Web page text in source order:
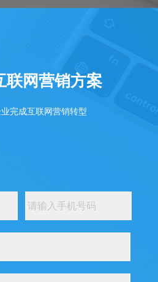
联网营销方案
完成互联网营销转型